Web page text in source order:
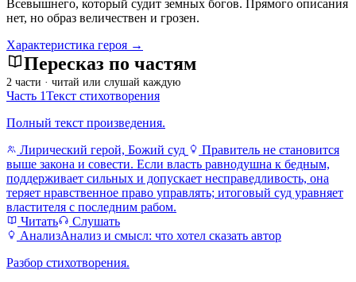
Всевышнего, который судит земных богов. Прямого описания
нет, но образ величествен и грозен.
Характеристика героя →
Пересказ по частям
2 части · читай или слушай каждую
Часть 1Текст стихотворения
Полный текст произведения.
Лирический герой, Божий суд
Правитель не становится
выше закона и совести. Если власть равнодушна к бедным,
поддерживает сильных и допускает несправедливость, она
теряет нравственное право управлять; итоговый суд уравняет
властителя с последним рабом.
Читать
Слушать
АнализАнализ и смысл: что хотел сказать автор
Разбор стихотворения.